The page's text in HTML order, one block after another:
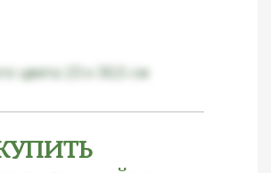
цвета 23 х 30,5 см